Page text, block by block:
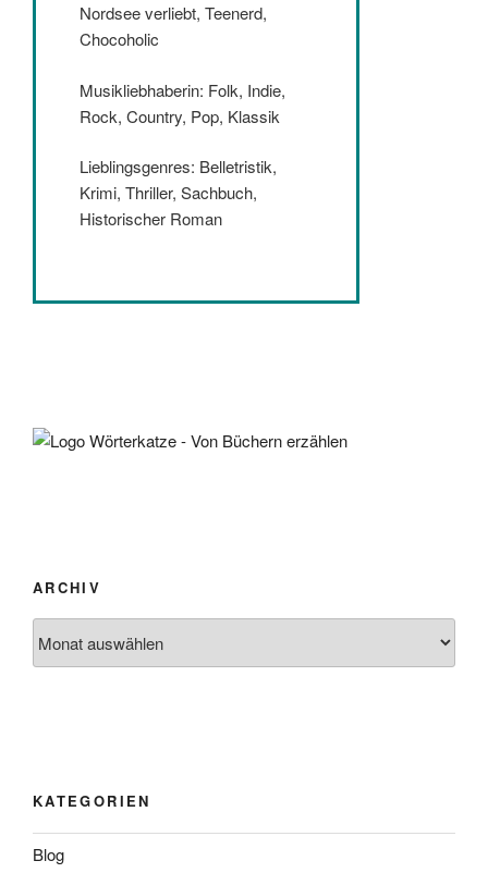
Nordsee verliebt, Teenerd,
Chocoholic
Musikliebhaberin: Folk, Indie,
Rock, Country, Pop, Klassik
Lieblingsgenres: Belletristik,
Krimi, Thriller, Sachbuch,
Historischer Roman
ARCHIV
KATEGORIEN
Blog